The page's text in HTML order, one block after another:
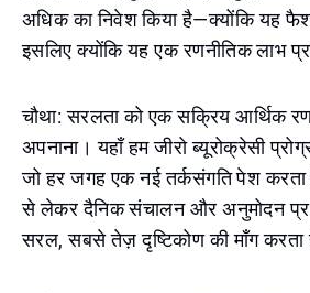
अधिक का निवेश किया है—क्योंकि यह
इसलिए क्योंकि यह एक रणनीतिक लाभ
चौथा: सरलता को एक सक्रिय आर्थिक
अपनाना। यहाँ हम जीरो ब्यूरोक्रेसी
जो हर जगह एक नई तर्कसंगति पेश करता
से लेकर दैनिक संचालन और अनुमोदन
सरल, सबसे तेज़ दृष्टिकोण की माँग करता